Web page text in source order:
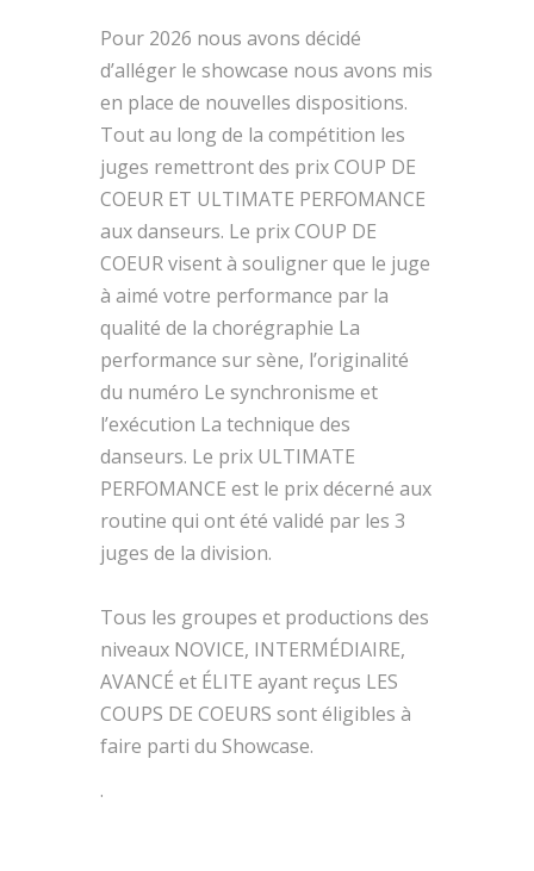
Pour 2026 nous avons décidé
d’alléger le showcase nous avons mis
en place de nouvelles dispositions.
Tout au long de la compétition les
juges remettront des prix COUP DE
COEUR ET ULTIMATE PERFOMANCE
aux danseurs. Le prix COUP DE
COEUR visent à souligner que le juge
à aimé votre performance par la
qualité de la chorégraphie La
performance sur sène, l’originalité
du numéro Le synchronisme et
l’exécution La technique des
danseurs. Le prix ULTIMATE
PERFOMANCE est le prix décerné aux
routine qui ont été validé par les 3
juges de la division.
Tous les groupes et productions des
niveaux NOVICE, INTERMÉDIAIRE,
AVANCÉ et ÉLITE ayant reçus LES
COUPS DE COEURS sont éligibles à
faire parti du Showcase.
.